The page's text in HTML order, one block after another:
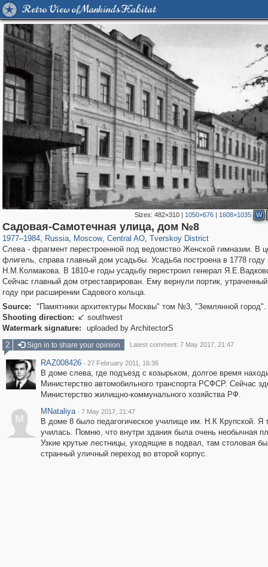
Retro View of Mankind's Habitat
Sizes: 482×310| 1050×676| 1608×1035 W
Садовая-Самотечная улица, дом №8
1977–1984, Russia
1,405,939 29,243
, Moscow
319,716 8,286
, Central AO
159,930 5,916
, Tverskoy District
53,016 2,283
Слева - фрагмент перестроенной под ведомство Женской гимназии. В
флигель, справа главный дом усадьбы. Усадьба построена в 1778 году
Н.М.Колмакова. В 1810-е годы усадьбу перестроил генерал
Сейчас главный дом отреставрирован. Ему вернули портик,
году при расширении Садового кольца.
Source:
"Памятники архитектуры Москвы" том №3, "Землянной город".
Shooting direction:  southwest
Watermark signature:
uploaded by ArchitectorS
2
Sign in to share your opinion Latest comment: 7 May 2017, 21:47
RAZ008426 · 27 February 2011, 16:36
В доме слева, где подъезд с козырьком, долгое время
Министерство автомобильного транспорта РСФСР. Сейчас
Министерство жилищно-коммунального хозяйства РФ.
M
MNataliya · 7 May 2017, 21:47
В доме 8 было педагогическое училище им. Н.К Крупской. Я
училась. Помню, что внутри здания была очень необычная
Узкие крутые лестницы, уходящие в подвал, там столовая
странный уличный переход во второй корпус.